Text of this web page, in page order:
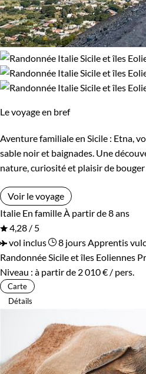
Le voyage en bref
Aventure familiale en Sicile : Etna,
sable noir et baignades. Une
nature, curiosité et plaisir de
Voir le voyage
Italie En famille À partir de 8 ans
4,28 / 5
vol inclus
8 jours Apprentis
Randonnée Sicile et îles Eoliennes
Niveau : à partir de 2 010 € / pers.
Carte
Détails